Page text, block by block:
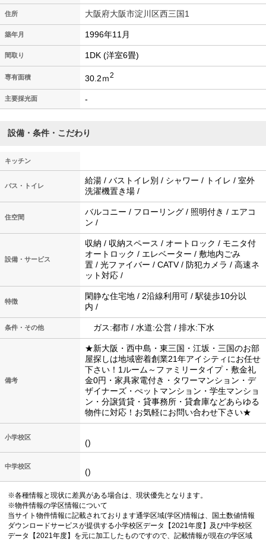
住所 大阪府大阪市淀川区西三国1
築年月 1996年11月
間取り 1DK (洋室6畳)
専有面積 30.2ｍ2
主要採光面 -
設備・条件・こだわり
キッチン
バス・トイレ
給湯 / バストイレ別 / シャワー / トイレ / 室外
洗濯機置き場 /
住空間
バルコニー / フローリング / 照明付き / エアコ
ン /
設備・サービス
収納 / 収納スペース / オートロック / モニタ付
オートロック / エレベーター / 敷地内ごみ
置 / 光ファイバー / CATV / 防犯カメラ / 高速ネ
ット対応 /
特徴
閑静な住宅地 / 2沿線利用可 / 駅徒歩10分以
内 /
条件・その他 ガス:都市 / 水道:公営 / 排水:下水
備考
★新大阪・西中島・東三国・江坂・三国のお部
屋探しは地域密着創業21年アイシティにお任せ
下さい！1ルーム～ファミリータイプ・敷金礼
金0円・家具家電付き・タワーマンション・デ
ザイナーズ・ぺットマンション・学生マンショ
ン・分譲賃貸・貸事務所・貸倉庫などあらゆる
物件に対応！お気軽にお問い合わせ下さい★
小学校区
()
中学校区
()
※各種情報と現状に差異がある場合は、現状優先となります。
※物件情報の学区情報について
当サイト物件情報に記載されております通学区域(学区)情報は、国土数値情報
ダウンロードサービスが提供する小学校区データ【2021年度】及び中学校区
データ【2021年度】を元に加工したものですので、記載情報が現在の学区域